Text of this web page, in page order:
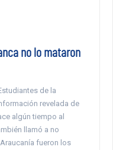
no lo mataron
de la
revelada de
algún tiempo al
llamó a no
fueron los